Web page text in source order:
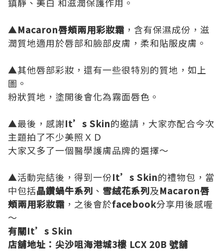
▲Macaron唇頰兩用彩妝霜 ，含有保濕成份，滋
潤質地適用於唇部和臉部皮膚，柔和貼服皮膚。
▲其他唇部彩妝，還有一些很特別的質地，如上
圖。
粉狀質地，塗開後會化為霧面唇色。
▲最後，感謝It’s Skin的邀請，大家亦配合今次
主題拍了不少美照ＸＤ
大家又多了一個醫學護膚品牌的選擇～
▲活動完結後，得到一份It’s Skin的禮物包，當
中包括晶鑽蝸牛系列 、 雪絨花系列及Macaron唇
頰兩用彩妝霜 ，之後會於facebook分享用後感喔
～
有關It’s Skin
店舖地址：尖沙咀海港城3樓 LCX 20B 號舖